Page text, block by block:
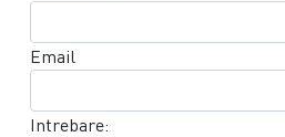
Email
Intrebare: